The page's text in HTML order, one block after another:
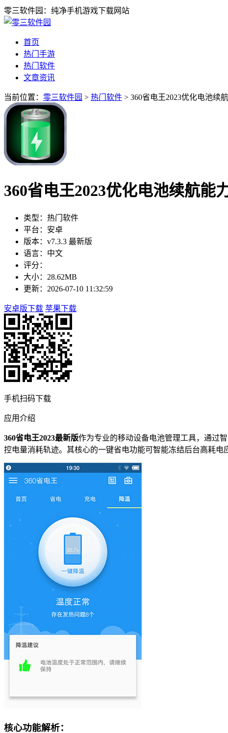
零三软件园：纯净手机游戏下载网站
首页
热门手游
热门软件
文章资讯
当前位置： 零三软件园 > 热门软件 > 360省电王2023优化电池续
360省电王2023优化电池续航能
类型：热门软件
平台：安卓
版本：v7.3.3 最新版
语言：中文
评分：
大小：28.62MB
更新：2026-07-10 11:32:59
安卓版下载 苹果下载
手机扫码下载
应用介绍
360省电王2023最新版作为专业的移动设备电池管理工具，通过
控电量消耗轨迹。其核心的一键省电功能可智能冻结后台高耗
核心功能解析：